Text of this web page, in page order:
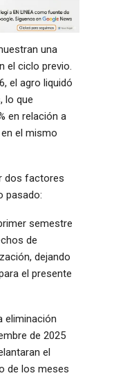
una
el ciclo previo.
el agro liquidó
lo que
en relación a
el mismo
dos factores
pasado:
semestre
de
dejando
el presente
eliminación
de 2025
el
de los meses